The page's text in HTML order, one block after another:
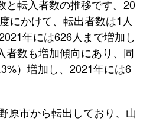
と転入者数の推移です。20
にかけて、転出者数は1人
年には626人まで増加し
者数も増加傾向にあり、同
）増加し、2021年には6
原市から転出しており、山